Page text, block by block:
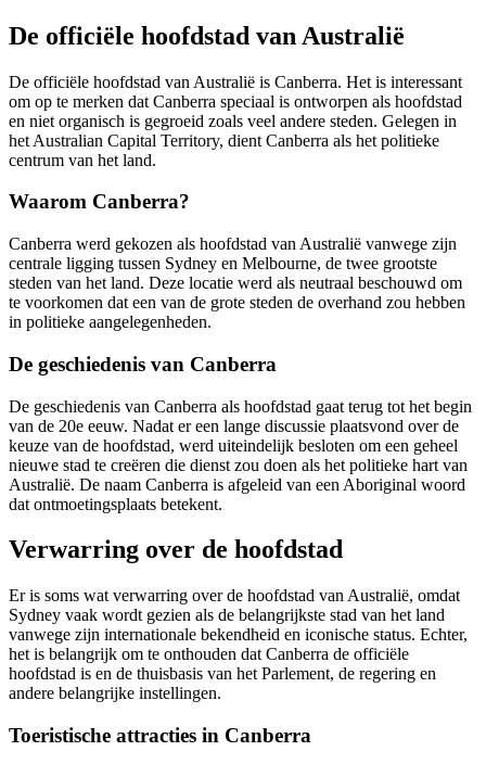
De officiële hoofdstad van Australië
De officiële hoofdstad van Australië is Canberra. Het is interessant
om op te merken dat Canberra speciaal is ontworpen als hoofdstad
en niet organisch is gegroeid zoals veel andere steden. Gelegen in
het Australian Capital Territory, dient Canberra als het politieke
centrum van het land.
Waarom Canberra?
Canberra werd gekozen als hoofdstad van Australië vanwege zijn
centrale ligging tussen Sydney en Melbourne, de twee grootste
steden van het land. Deze locatie werd als neutraal beschouwd om
te voorkomen dat een van de grote steden de overhand zou hebben
in politieke aangelegenheden.
De geschiedenis van Canberra
De geschiedenis van Canberra als hoofdstad gaat terug tot het begin
van de 20e eeuw. Nadat er een lange discussie plaatsvond over de
keuze van de hoofdstad, werd uiteindelijk besloten om een geheel
nieuwe stad te creëren die dienst zou doen als het politieke hart van
Australië. De naam Canberra is afgeleid van een Aboriginal woord
dat ontmoetingsplaats betekent.
Verwarring over de hoofdstad
Er is soms wat verwarring over de hoofdstad van Australië, omdat
Sydney vaak wordt gezien als de belangrijkste stad van het land
vanwege zijn internationale bekendheid en iconische status. Echter,
het is belangrijk om te onthouden dat Canberra de officiële
hoofdstad is en de thuisbasis van het Parlement, de regering en
andere belangrijke instellingen.
Toeristische attracties in Canberra